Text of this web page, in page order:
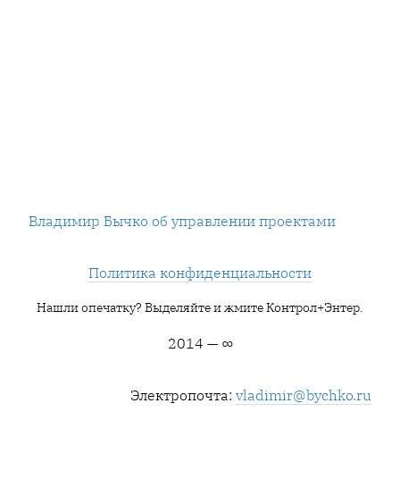
Владимир Бычко об управлении проектами
Политика конфиденциальности
Нашли опечатку? Выделяйте и жмите Контрол+Энтер.
2014 — ∞
Электропочта: vladimir@bychko.ru